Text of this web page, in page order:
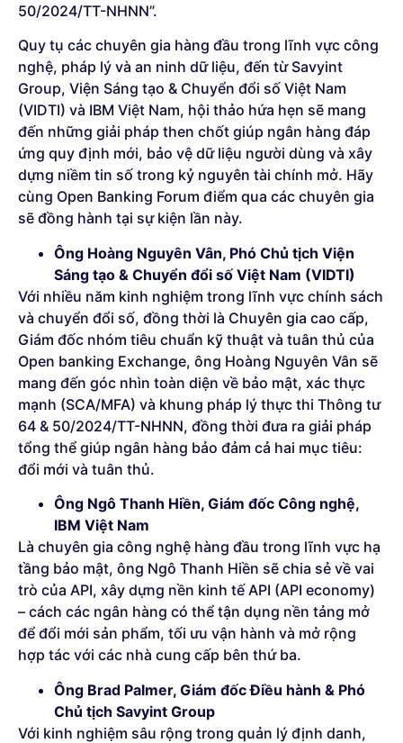
50/2024/TT-NHNN”.
Quy tụ các chuyên gia hàng đầu trong lĩnh vực công
nghệ, pháp lý và an ninh dữ liệu, đến từ Savyint
Group, Viện Sáng tạo & Chuyển đổi số Việt Nam
(VIDTI) và IBM Việt Nam, hội thảo hứa hẹn sẽ mang
đến những giải pháp then chốt giúp ngân hàng đáp
ứng quy định mới, bảo vệ dữ liệu người dùng và xây
dựng niềm tin số trong kỷ nguyên tài chính mở. Hãy
cùng Open Banking Forum điểm qua các chuyên gia
sẽ đồng hành tại sự kiện lần này.
Ông Hoàng Nguyên Vân, Phó Chủ tịch Viện
Sáng tạo & Chuyển đổi số Việt Nam (VIDTI)
Với nhiều năm kinh nghiệm trong lĩnh vực chính sách
và chuyển đổi số, đồng thời là Chuyên gia cao cấp,
Giám đốc nhóm tiêu chuẩn kỹ thuật và tuân thủ của
Open banking Exchange, ông Hoàng Nguyên Vân sẽ
mang đến góc nhìn toàn diện về bảo mật, xác thực
mạnh (SCA/MFA) và khung pháp lý thực thi Thông tư
64 & 50/2024/TT-NHNN, đồng thời đưa ra giải pháp
tổng thể giúp ngân hàng bảo đảm cả hai mục tiêu:
đổi mới và tuân thủ.
Ông Ngô Thanh Hiền, Giám đốc Công nghệ,
IBM Việt Nam
Là chuyên gia công nghệ hàng đầu trong lĩnh vực hạ
tầng bảo mật, ông Ngô Thanh Hiền sẽ chia sẻ về vai
trò của API, xây dựng nền kinh tế API (API economy)
– cách các ngân hàng có thể tận dụng nền tảng mở
để đổi mới sản phẩm, tối ưu vận hành và mở rộng
hợp tác với các nhà cung cấp bên thứ ba.
Ông Brad Palmer, Giám đốc Điều hành & Phó
Chủ tịch Savyint Group
Với kinh nghiệm sâu rộng trong quản lý định danh,